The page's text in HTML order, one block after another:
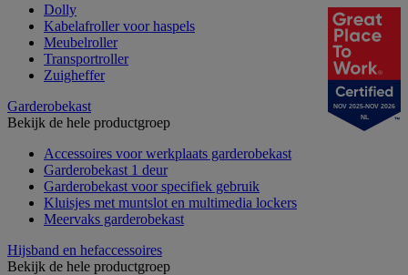
Dolly
Kabelafroller voor haspels
Meubelroller
Transportroller
Zuigheffer
Garderobekast
Bekijk de hele productgroep
Accessoires voor werkplaats garderobekast
Garderobekast 1 deur
Garderobekast voor specifiek gebruik
Kluisjes met muntslot en multimedia lockers
Meervaks garderobekast
Hijsband en hefaccessoires
Bekijk de hele productgroep
NOV 2025-NOV 2026
NL